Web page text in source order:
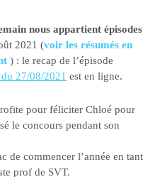
nous appartient épisodes
2021 (voir les résumés en
) : le recap de l’épisode
27/08/2021 est en ligne.
pour féliciter Chloé pour
le concours pendant son
de commencer l’année en tant
prof de SVT.